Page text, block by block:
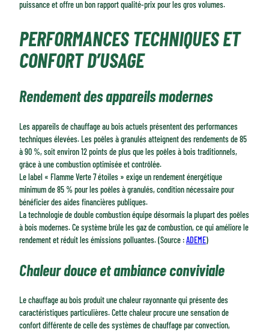
puissance et offre un bon rapport qualité-prix pour les gros volumes.
PERFORMANCES TECHNIQUES ET
CONFORT D’USAGE
Rendement des appareils modernes
Les appareils de chauffage au bois actuels présentent des performances
techniques élevées. Les poêles à granulés atteignent des rendements de 85
à 90 %, soit environ 12 points de plus que les poêles à bois traditionnels,
grâce à une combustion optimisée et contrôlée.
Le label « Flamme Verte 7 étoiles » exige un rendement énergétique
minimum de 85 % pour les poêles à granulés, condition nécessaire pour
bénéficier des aides financières publiques.
La technologie de double combustion équipe désormais la plupart des poêles
à bois modernes. Ce système brûle les gaz de combustion, ce qui améliore le
rendement et réduit les émissions polluantes. (Source :ADEME)
Chaleur douce et ambiance conviviale
Le chauffage au bois produit une chaleur rayonnante qui présente des
caractéristiques particulières. Cette chaleur procure une sensation de
confort différente de celle des systèmes de chauffage par convection,